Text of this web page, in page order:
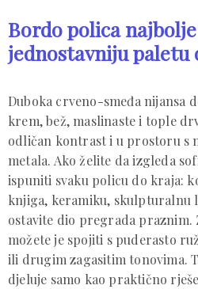
Bordo polica
jednostavniju paletu
Duboka crveno-smeđa nijansa
krem, bež, maslinaste i tople
odličan kontrast i u prostoru s
metala. Ako želite da izgleda
ispuniti svaku policu do kraja:
knjiga, keramiku, skulpturalnu
ostavite dio pregrada
možete je spojiti s puderasto
ili drugim zagasitim tonovima.
djeluje samo kao praktično